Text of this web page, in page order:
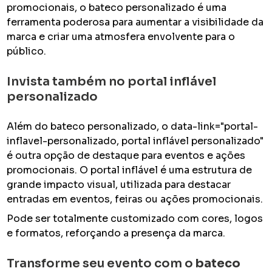
promocionais, o bateco personalizado é uma
ferramenta poderosa para aumentar a visibilidade da
marca e criar uma atmosfera envolvente para o
público.
Invista também no portal inflável
personalizado
Além do bateco personalizado, o data-link="portal-
inflavel-personalizado, portal inflável personalizado"
é outra opção de destaque para eventos e ações
promocionais. O portal inflável é uma estrutura de
grande impacto visual, utilizada para destacar
entradas em eventos, feiras ou ações promocionais.
Pode ser totalmente customizado com cores, logos
e formatos, reforçando a presença da marca.
Transforme seu evento com o bateco